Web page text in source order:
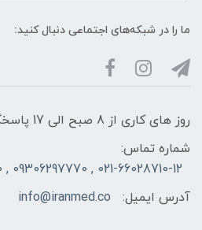
ما را در شبکه‌های اجتماعی دنبال کنید:
روز های کاری از 8 صبح الی 17 پاسخگوی شما هستیم
شماره تماس:
021-66028710-12 , 09306297770 , 09104948010
آدرس ایمیل:
info@iranmed.co